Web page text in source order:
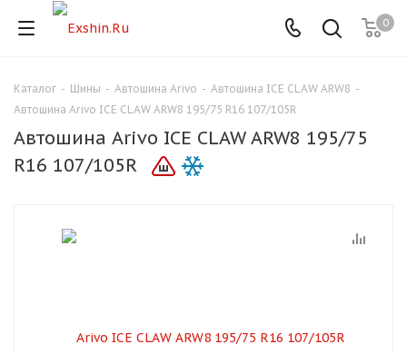
0
Каталог - Шины - Автошина Arivo - Автошина ICE CLAW ARW8 -
Автошина Arivo ICE CLAW ARW8 195/75 R16 107/105R
Автошина Arivo ICE CLAW ARW8 195/75
R16 107/105R
Для клиентов всех банков
Разбейте
оплатуна части